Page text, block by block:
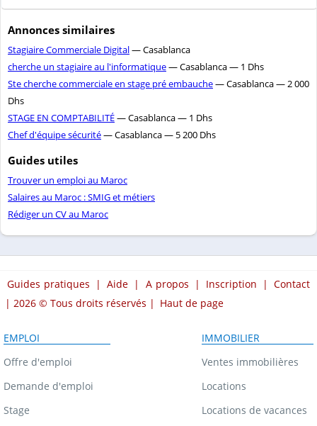
Annonces similaires
Stagiaire Commerciale Digital— Casablanca
cherche un stagiaire au l'informatique— Casablanca — 1 Dhs
Ste cherche commerciale en stage pré embauche— Casablanca — 2 000
Dhs
STAGE EN COMPTABILITÉ— Casablanca — 1 Dhs
Chef d'équipe sécurité— Casablanca — 5 200 Dhs
Guides utiles
Trouver un emploi au Maroc
Salaires au Maroc : SMIG et métiers
Rédiger un CV au Maroc
Guides pratiques | Aide | A propos | Inscription | Contact
| 2026 © Tous droits réservés | Haut de page
EMPLOI
Offre d'emploi
Demande d'emploi
Stage
IMMOBILIER
Ventes immobilières
Locations
Locations de vacances